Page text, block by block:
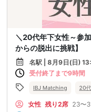
＼20代年下女性～参
からの脱出に挑戦】
名駅 | 8月9日(日)
受付終了まで9時間
IBJ Matching 20
女性 残り2席 23〜